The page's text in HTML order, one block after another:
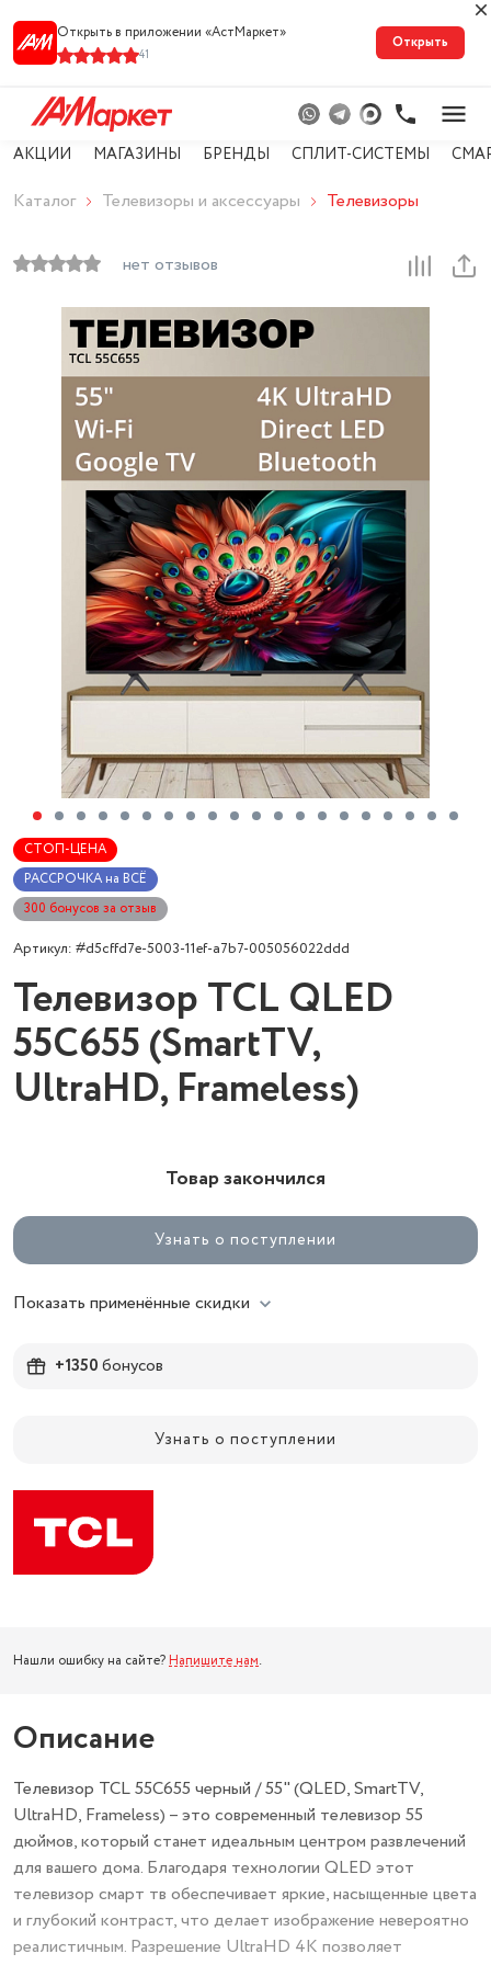
Открыть в приложении «АстМарке‪т‬»
41
Открыть
АКЦИИ МАГАЗИНЫ БРЕНДЫ СПЛИТ-СИСТЕМЫ
Каталог Телевизоры и аксессуары Телевизоры
нет отзывов
СТОП-ЦЕНА
РАССРОЧКА на ВСЁ
300 бонусов за отзыв
Артикул: #d5cffd7e-5003-11ef-a7b7-005056022ddd
Телевизор TCL QLED
55C655 (SmartTV,
UltraHD, Frameless)
Товар закончился
Узнать о поступлении
Показать применённые скидки
+1350бонусов
Узнать о поступлении
Нашли ошибку на сайте? Напишите нам.
Описание
Телевизор TCL 55C655 черный / 55" (QLED, SmartTV,
UltraHD, Frameless) – это современный телевизор 55
дюймов, который станет идеальным центром развлечений
для вашего дома. Благодаря технологии QLED этот
телевизор смарт тв обеспечивает яркие, насыщенные цвета
и глубокий контраст, что делает изображение невероятно
реалистичным. Разрешение UltraHD 4K позволяет